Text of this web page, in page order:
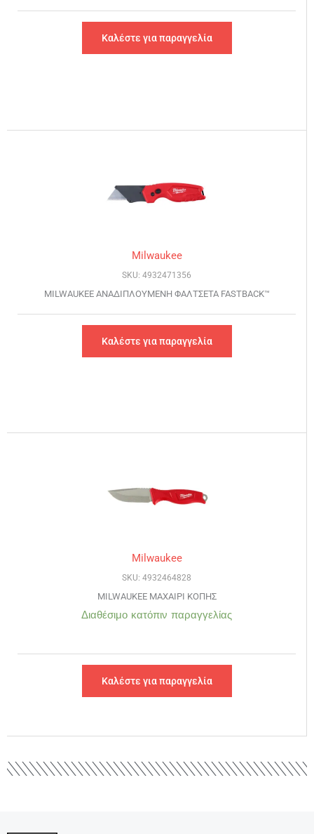
Καλέστε για παραγγελία
Milwaukee
SKU: 4932471356
MILWAUKEE ΑΝΑΔΙΠΛΟΥΜΕΝΗ ΦΑΛΤΣΕΤΑ FASTBACK™
Καλέστε για παραγγελία
Milwaukee
SKU: 4932464828
MILWAUKEE ΜΑΧΑΙΡΙ ΚΟΠΗΣ
Διαθέσιμο κατόπιν παραγγελίας
Καλέστε για παραγγελία